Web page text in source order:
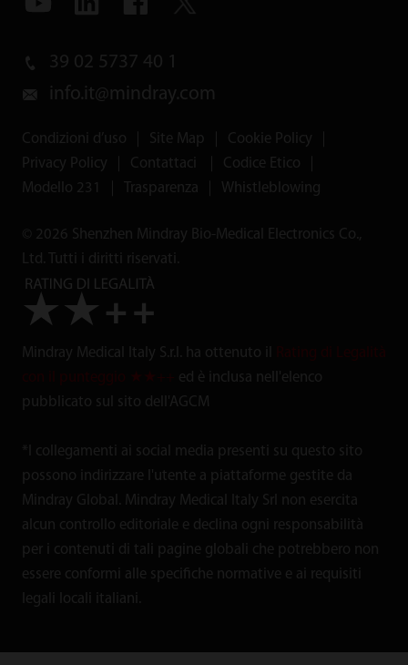
39 02 5737 40 1
info.it@mindray.com
Condizioni d’uso Site Map Cookie Policy
Privacy Policy
Contattaci Codice Etico
Modello 231
Trasparenza Whistleblowing
© 2026 Shenzhen Mindray Bio-Medical Electronics Co.,
Ltd. Tutti i diritti riservati.
Mindray Medical Italy S.r.l. ha ottenuto il
ed è inclusa nell'elenco
pubblicato sul sito dell'AGCM
*I collegamenti ai social media presenti su questo sito
possono indirizzare l'utente a piattaforme gestite da
Mindray Global. Mindray Medical Italy Srl non esercita
alcun controllo editoriale e declina ogni responsabilità
per i contenuti di tali pagine globali che potrebbero non
essere conformi alle specifiche normative e ai requisiti
legali locali italiani.